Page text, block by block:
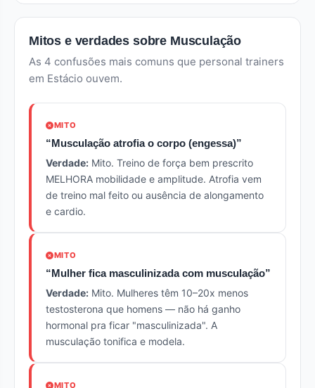
Mitos e verdades sobre Musculação
As 4 confusões mais comuns que personal trainers
em Estácio ouvem.
MITO
“Musculação atrofia o corpo (engessa)”
Verdade: Mito. Treino de força bem prescrito
MELHORA mobilidade e amplitude. Atrofia vem
de treino mal feito ou ausência de alongamento
e cardio.
MITO
“Mulher fica masculinizada com musculação”
Verdade: Mito. Mulheres têm 10–20x menos
testosterona que homens — não há ganho
hormonal pra ficar "masculinizada". A
musculação tonifica e modela.
MITO